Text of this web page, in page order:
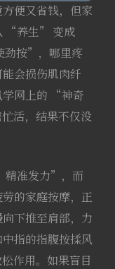
便又省钱，但家
“养生” 变成
劲按”，哪里疼
会损伤肌肉纤
学网上的 “神奇
活，结果不仅没
精准发力”，而
的家庭按摩，正
下推至肩部，力
指的指腹按揉风
作用。如果盲目